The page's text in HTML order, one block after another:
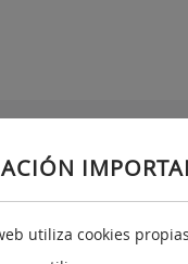
utiliza cookies